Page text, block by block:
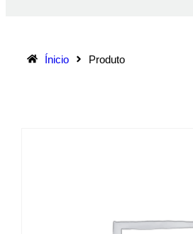
Ínicio Produto